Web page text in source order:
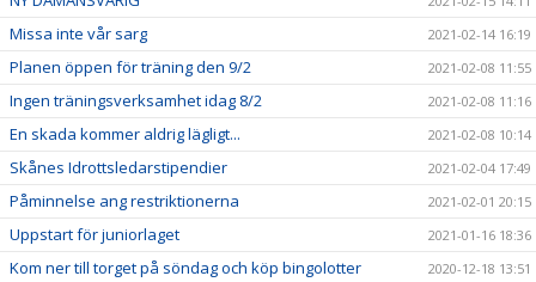
Missa inte vår sarg 2021-02-14 16:19
Planen öppen för träning den 9/2 2021-02-08 11:55
Ingen träningsverksamhet idag 8/2 2021-02-08 11:16
En skada kommer aldrig lägligt... 2021-02-08 10:14
Skånes Idrottsledarstipendier 2021-02-04 17:49
Påminnelse ang restriktionerna 2021-02-01 20:15
Uppstart för juniorlaget 2021-01-16 18:36
Kom ner till torget på söndag och köp bingolotter 2020-12-18 13:51